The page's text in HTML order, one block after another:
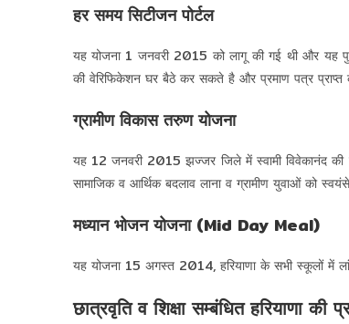
हर समय सिटीजन पोर्टल
यह योजना 1 जनवरी 2015 को लागू की गई थी और यह
की वेरिफिकेशन घर बैठे कर सकते है और प्रमाण पत्र
ग्रामीण विकास तरुण योजना
यह 12 जनवरी 2015 झज्जर जिले में स्वामी विवेकानंद
सामाजिक व आर्थिक बदलाव लाना व ग्रामीण युवाओं को
मध्यान भोजन योजना (Mid Day Meal)
यह योजना 15 अगस्त 2014, हरियाणा के सभी स्कूलों में
छात्रवृति व शिक्षा सम्बंधित हरियाणा की